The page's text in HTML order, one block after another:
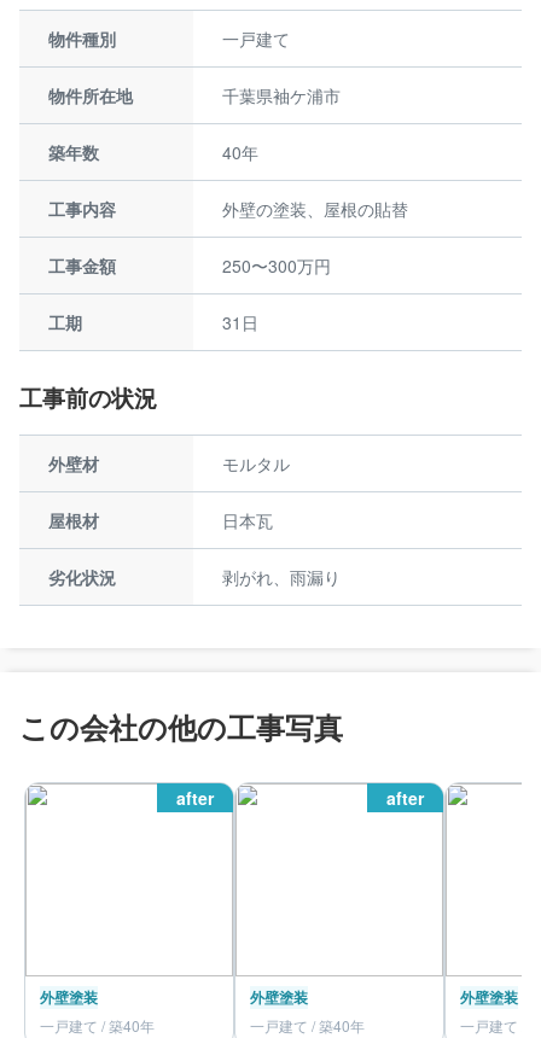
物件種別 一戸建て
物件所在地 千葉県袖ケ浦市
築年数 40年
工事内容 外壁の塗装、屋根の貼替
工事金額 250〜300万円
工期 31日
工事前の状況
外壁材 モルタル
屋根材 日本瓦
劣化状況 剥がれ、雨漏り
この会社の他の工事写真
after
外壁塗装
一戸建て / 築40年
after
外壁塗装
一戸建て / 築40年
外壁塗装
一戸建て /